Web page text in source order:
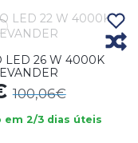
LED 26 W 4000K
100,06€
em 2/3 dias úteis